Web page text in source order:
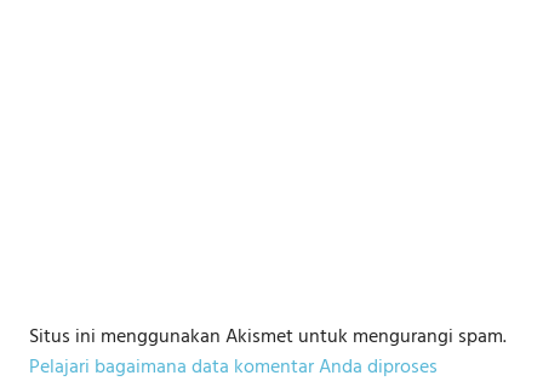
Situs ini menggunakan Akismet untuk mengurangi spam.
Pelajari bagaimana data komentar Anda diproses